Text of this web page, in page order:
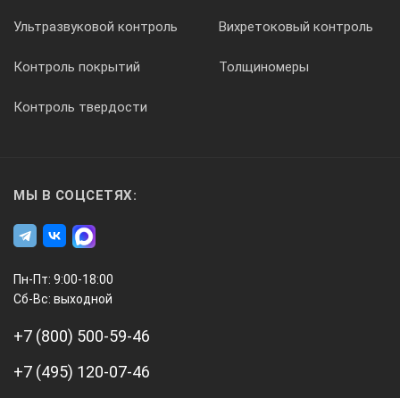
Ультразвуковой контроль Вихретоковый контроль
Контроль покрытий Толщиномеры
Контроль твердости
МЫ В СОЦСЕТЯХ:
Пн-Пт: 9:00-18:00
Сб-Вс: выходной
+7 (800) 500-59-46
+7 (495) 120-07-46